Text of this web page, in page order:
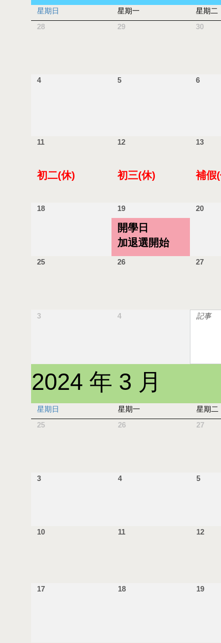
星期日 星期一
星期二
28
29 30
4 5 6
11 12 13
初二(休) 初三(休) 補假
18 19 20
開學日
加退選開始
25 26 27
3 4 記事
2024 年 3 月
星期日 星期一
星期二
25
26 27
3 4 5
10 11 12
17 18 19